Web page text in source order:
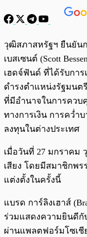
พร้อมเล่น
วุฒิสภาสหรัฐฯ ยืนยันก
เบสเซนต์ (Scott
เฮดจ์ฟันด์ ที่ได้รับกา
ดำรงตำแหน่งรัฐมนต
ที่มีอำนาจในการคว
ทางการเงิน การคว่ำ
ลงทุนในต่างประเทศ
เมื่อวันที่ 27 มกราคม
เสียง โดยมีสมาชิกพ
แต่งตั้งในครั้งนี้
แบรด การ์ลิงเฮาส์
ร่วมแสดงความยินดีกับ
ผ่านแพลตฟอร์มโซเชี